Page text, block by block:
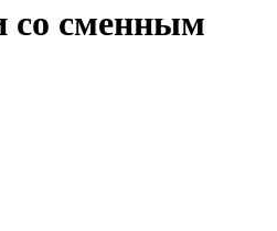
со сменным